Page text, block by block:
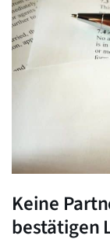
Keine
bestätigen